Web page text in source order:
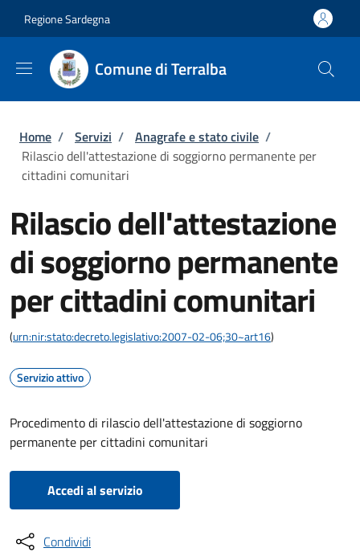
Regione Sardegna
Comune di Terralba
Briciole di pane
Home / Servizi / Anagrafe e stato civile /
Rilascio dell'attestazione di soggiorno permanente per
cittadini comunitari
Rilascio dell'attestazione
di soggiorno permanente
per cittadini comunitari
(urn:nir:stato:decreto.legislativo:2007-02-06;30~art16)
Servizio attivo
Procedimento di rilascio dell'attestazione di soggiorno
permanente per cittadini comunitari
Accedi al servizio
Condividi